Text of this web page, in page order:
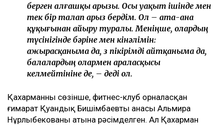
берген алғашқы арызы. Осы уақыт ішінде мен
тек бір талап арыз бердім. Ол – ата-ана
құқығынан айыру туралы. Меніңше, олардың
түсінігінде бәріне мен кінәлімін:
ажырасқаныма да, өз пікірімді айтқаныма да,
балалардың олармен араласқысы
келмейтініне де, – деді ол.
Қахарманның сөзінше, фитнес-клуб орналасқан
ғимарат Қуандық Бишімбаевтың анасы Альмира
Нұрлыбекованың атына рәсімделген. Ал Қахарман